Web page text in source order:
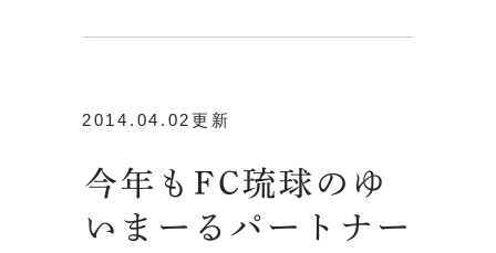
2014.04.02更新
今年もFC琉球のゆ
いまーるパートナー